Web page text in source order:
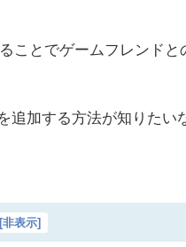
ことでゲームフレンド
追加する方法が知りた
[非表示]